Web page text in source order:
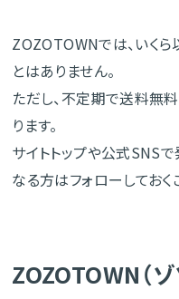
ZOZOTOWNでは、いく
とはありません。
ただし、不定期で送料無
ります。
サイトトップや公式SNS
なる方はフォローしておく
ZOZOTOWN（